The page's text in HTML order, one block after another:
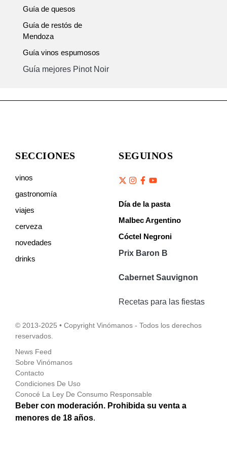
Guía de quesos
Guía de restós de
Mendoza
Guía vinos espumosos
Guía mejores Pinot Noir
SECCIONES
vinos
gastronomía
viajes
cerveza
novedades
drinks
SEGUINOS
Día de la pasta
Malbec Argentino
Cóctel Negroni
Prix Baron B
Cabernet Sauvignon
Recetas para las fiestas
© 2013-2025 • Copyright Vinómanos - Todos los derechos
reservados.
News Feed
Sobre Vinómanos
Contacto
Condiciones De Uso
Conocé La Ley De Consumo Responsable
Beber con moderación. Prohibida su venta a
menores de 18 años.